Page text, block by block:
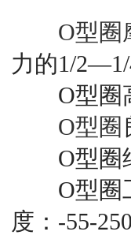
O型圈
力的1/
O型圈高
O型圈
O型圈结
O型圈工
度：-55-